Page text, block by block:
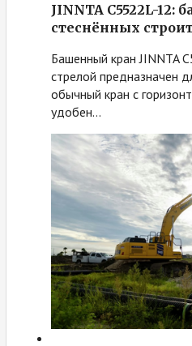
JINNTA C5522L-
стеснённых
Башенный кран JINNTA
стрелой предназначен
обычный кран с
удобен…